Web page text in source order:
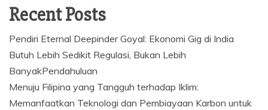
Recent Posts
Pendiri Eternal Deepinder Goyal: Ekonomi Gig di India
Butuh Lebih Sedikit Regulasi, Bukan Lebih
BanyakPendahuluan
Menuju Filipina yang Tangguh terhadap Iklim:
Memanfaatkan Teknologi dan Pembiayaan Karbon untuk